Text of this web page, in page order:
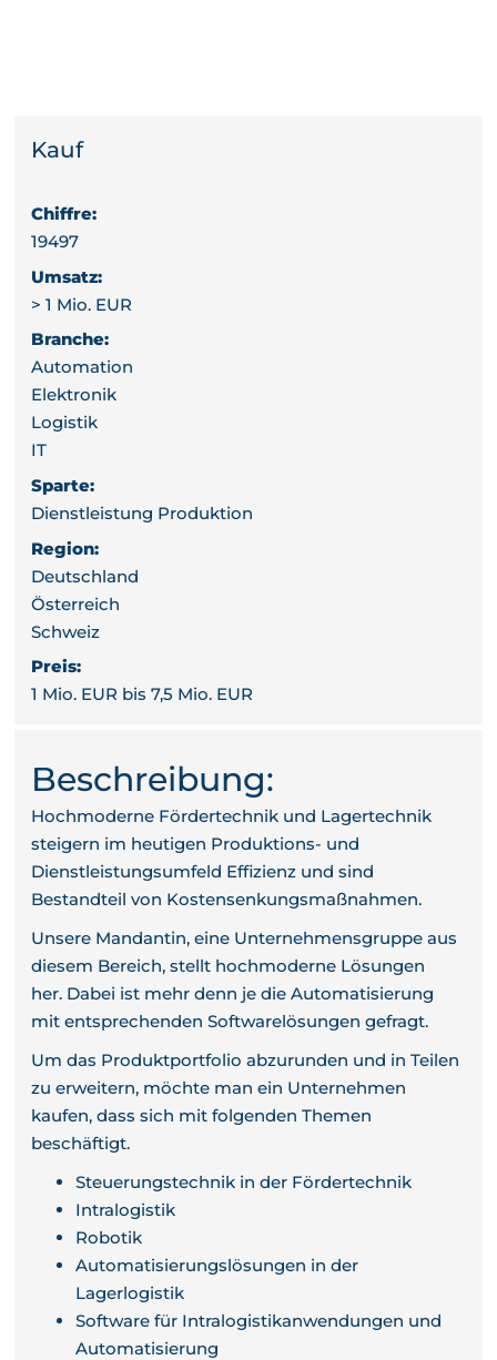
Kauf
Chiffre:
19497
Umsatz:
> 1 Mio. EUR
Branche:
Automation
Elektronik
Logistik
IT
Sparte:
Dienstleistung Produktion
Region:
Deutschland
Österreich
Schweiz
Preis:
1 Mio. EUR bis 7,5 Mio. EUR
Beschreibung:
Hochmoderne Fördertechnik und Lagertechnik
steigern im heutigen Produktions- und
Dienstleistungsumfeld Effizienz und sind
Bestandteil von Kostensenkungsmaßnahmen.
Unsere Mandantin, eine Unternehmensgruppe aus
diesem Bereich, stellt hochmoderne Lösungen
her. Dabei ist mehr denn je die Automatisierung
mit entsprechenden Softwarelösungen gefragt.
Um das Produktportfolio abzurunden und in Teilen
zu erweitern, möchte man ein Unternehmen
kaufen, dass sich mit folgenden Themen
beschäftigt.
Steuerungstechnik in der Fördertechnik
Intralogistik
Robotik
Automatisierungslösungen in der
Lagerlogistik
Software für Intralogistikanwendungen und
Automatisierung